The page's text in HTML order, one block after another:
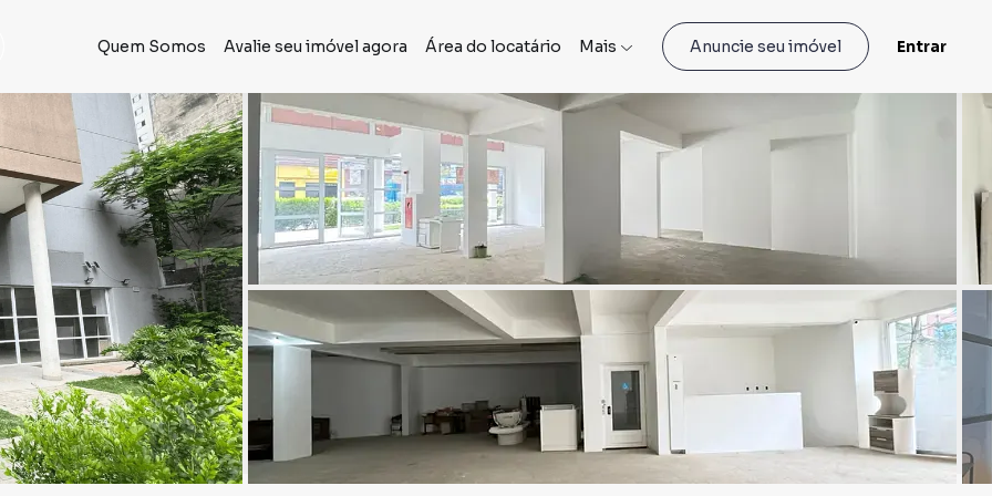
Quem Somos Avalie seu imóvel agora Área do locatário Mais Anuncie seu imóvel Entrar